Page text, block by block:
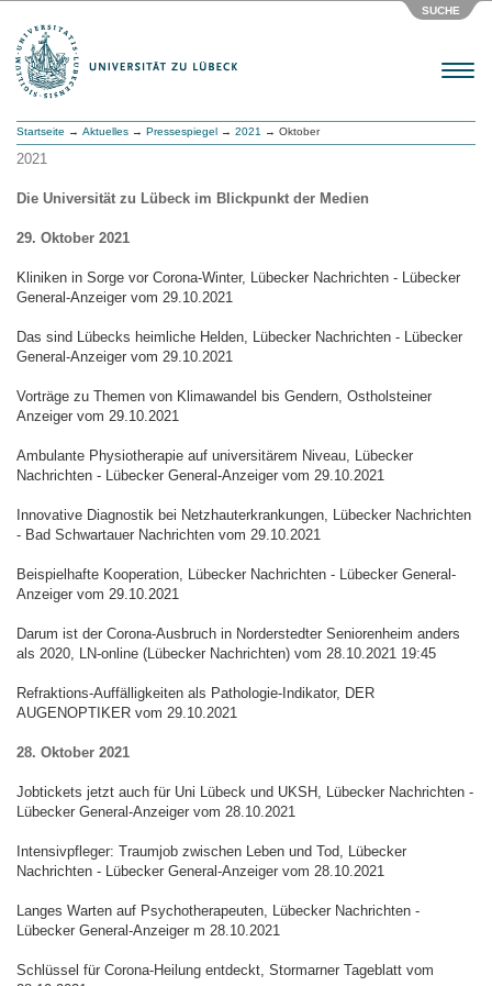
SUCHE
Menu
Startseite → Aktuelles → Pressespiegel → 2021 → Oktober
2021
Die Universität zu Lübeck im Blickpunkt der Medien
29. Oktober 2021
Kliniken in Sorge vor Corona-Winter, Lübecker Nachrichten - Lübecker
General-Anzeiger vom 29.10.2021
Das sind Lübecks heimliche Helden, Lübecker Nachrichten - Lübecker
General-Anzeiger vom 29.10.2021
Vorträge zu Themen von Klimawandel bis Gendern, Ostholsteiner
Anzeiger vom 29.10.2021
Ambulante Physiotherapie auf universitärem Niveau, Lübecker
Nachrichten - Lübecker General-Anzeiger vom 29.10.2021
Innovative Diagnostik bei Netzhauterkrankungen, Lübecker Nachrichten
- Bad Schwartauer Nachrichten vom 29.10.2021
Beispielhafte Kooperation, Lübecker Nachrichten - Lübecker General-
Anzeiger vom 29.10.2021
Darum ist der Corona-Ausbruch in Norderstedter Seniorenheim anders
als 2020, LN-online (Lübecker Nachrichten) vom 28.10.2021 19:45
Refraktions-Auffälligkeiten als Pathologie-Indikator, DER
AUGENOPTIKER vom 29.10.2021
28. Oktober 2021
Jobtickets jetzt auch für Uni Lübeck und UKSH, Lübecker Nachrichten -
Lübecker General-Anzeiger vom 28.10.2021
Intensivpfleger: Traumjob zwischen Leben und Tod, Lübecker
Nachrichten - Lübecker General-Anzeiger vom 28.10.2021
Langes Warten auf Psychotherapeuten, Lübecker Nachrichten -
Lübecker General-Anzeiger m 28.10.2021
Schlüssel für Corona-Heilung entdeckt, Stormarner Tageblatt vom